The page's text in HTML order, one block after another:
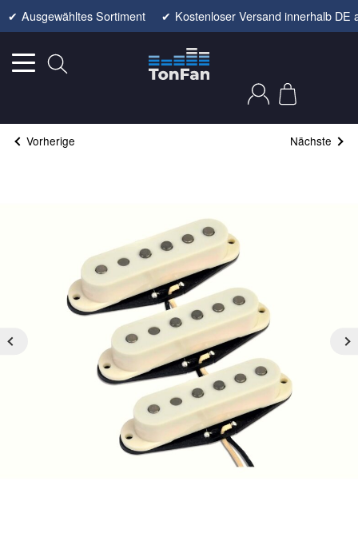
✔ Ausgewähltes Sortiment ✔ Kostenloser Versand innerhalb DE
Vorherige Nächste